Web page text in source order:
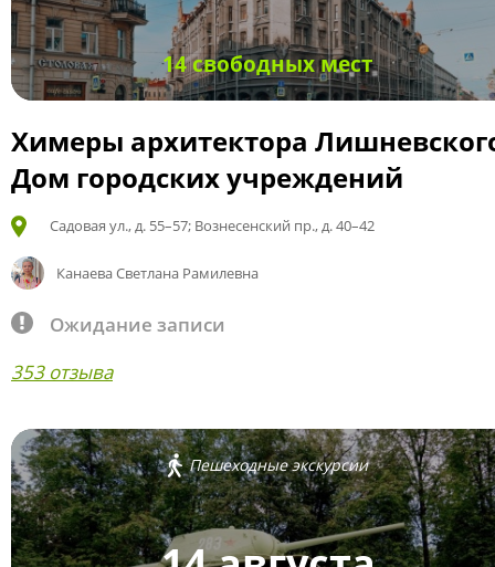
14 свободных мест
Химеры архитектора
Дом городских учреждений
Садовая ул., д. 55–57; Вознесенский пр., д. 40–42
Канаева Светлана Рамилевна
Ожидание записи
353 отзыва
Пешеходные экскурсии